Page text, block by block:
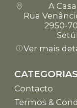
A
Rua
2950-
Ver mais
Contacto
Termos &